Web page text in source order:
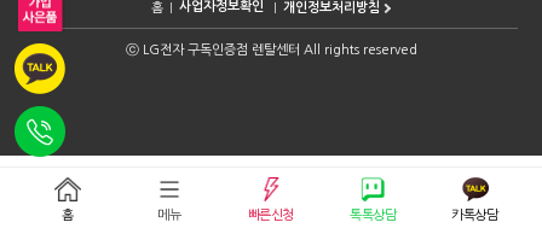
홈 개인정보처리방침
ⓒLG전자 구독인증점 렌탈센터 All rights reserved
홈 메뉴 빠른신청 톡톡상담 카톡상담